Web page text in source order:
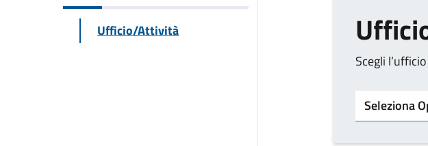
Ufficio/Attività
Scegli